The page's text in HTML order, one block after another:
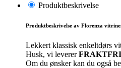
Produktbeskrivelse
Produktbeskrivelse av Florenza
Lekkert klassisk enkeltdørs
Husk, vi leverer
Om du ønsker kan du også